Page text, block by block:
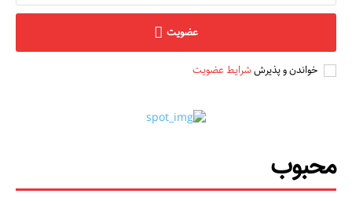
عضویت
خواندن و پذیرششرایط عضویت
محبوب